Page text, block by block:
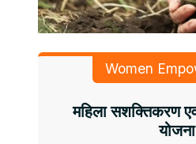
Women
महिला सशक्तिकरण
योजना